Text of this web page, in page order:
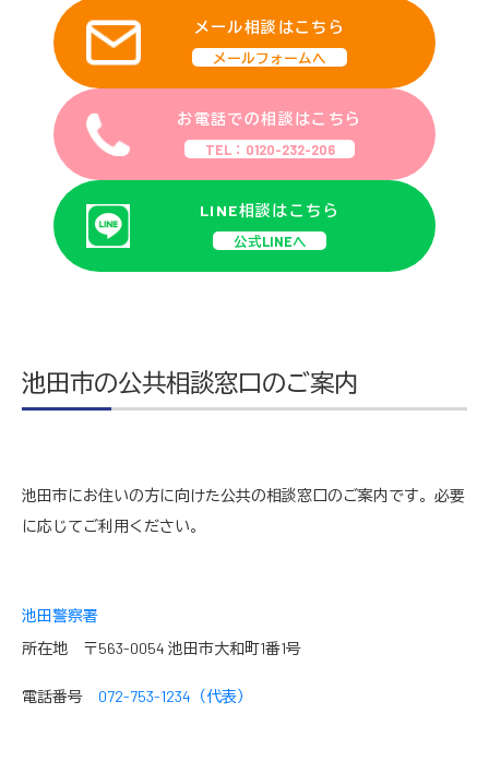
メール相談はこちら
メールフォームへ
お電話での相談はこちら
TEL：0120-232-206
LINE相談はこちら
公式LINEへ
池田市の公共相談窓口のご案内
池田市にお住いの方に向けた公共の相談窓口のご案内です。必要
に応じてご利用ください。
池田警察署
所在地 〒563-0054 池田市大和町1番1号
電話番号 072-753-1234（代表）